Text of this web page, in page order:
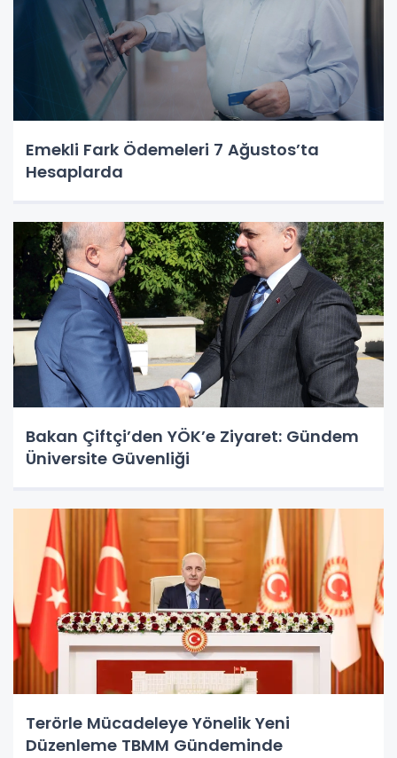
Emekli Fark Ödemeleri 7 Ağustos’ta
Hesaplarda
Bakan Çiftçi’den YÖK’e Ziyaret: Gündem
Üniversite Güvenliği
Terörle Mücadeleye Yönelik Yeni
Düzenleme TBMM Gündeminde